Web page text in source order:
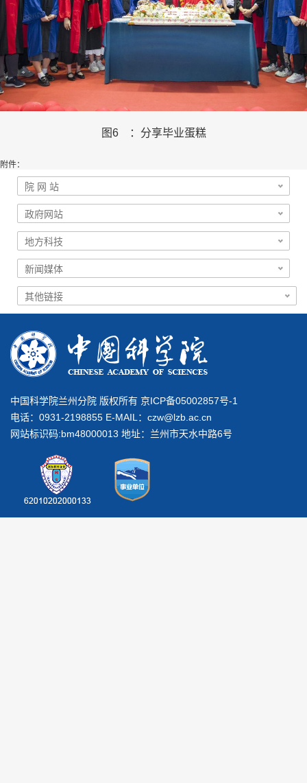
图6 ：分享毕业蛋糕
附件：
中国科学院兰州分院 版权所有 京ICP备05002857号-1
电话：0931-2198855 E-MAIL： czw@lzb.ac.cn
网站标识码:bm48000013 地址：兰州市天水中路6号